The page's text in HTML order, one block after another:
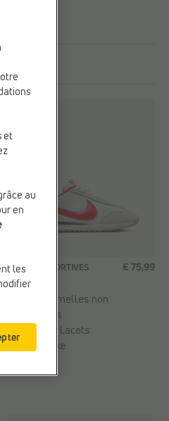
BASKETS SPORTIVES
Nike
€ 75,99
Semelles non
marquantes
Fermeture: Lacets
Marque:
Nike
et
au
en
les